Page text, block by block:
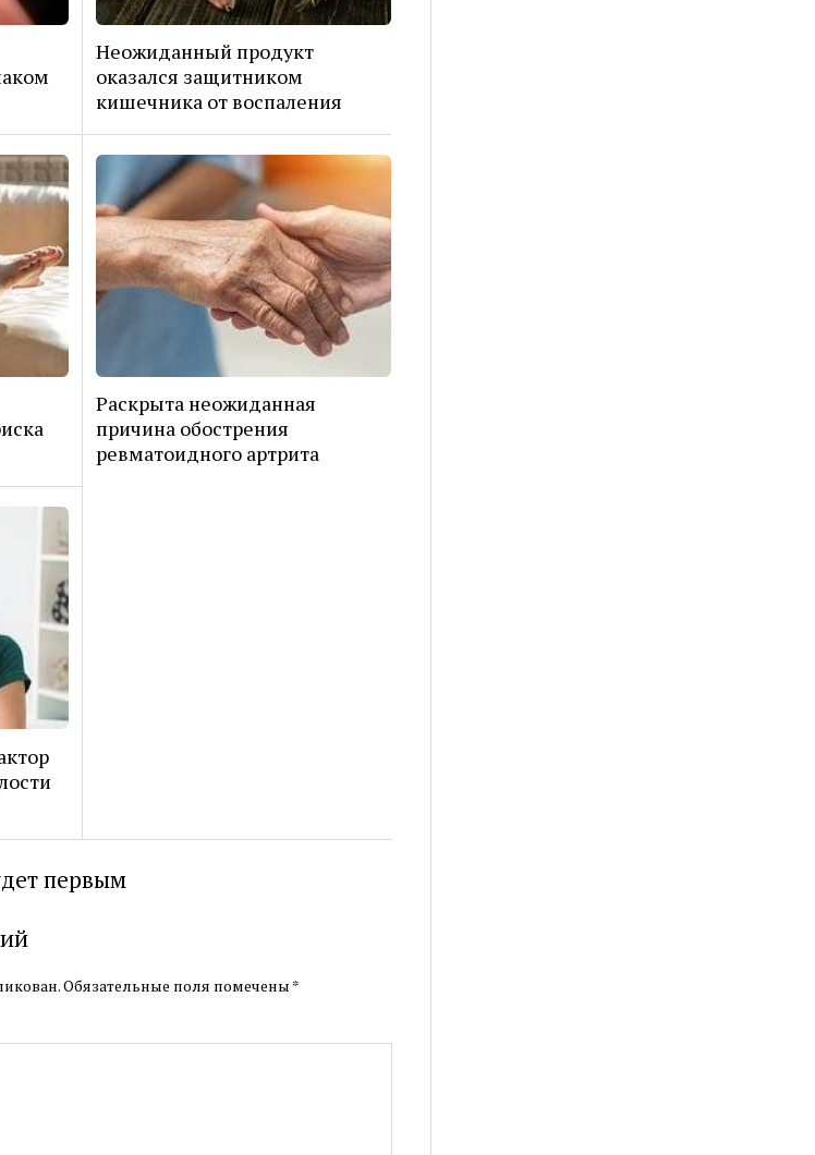
Неожиданный продукт
оказался защитником
кишечника от воспаления
Раскрыта неожиданная
причина обострения
ревматоидного артрита
первым
Обязательные поля помечены *